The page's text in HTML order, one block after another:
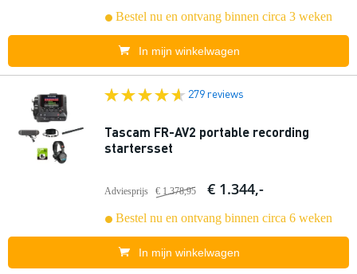
Bestel nu en ontvang binnen circa 3 weken
In mijn winkelwagen
279 reviews
Tascam FR-AV2 portable recording
startersset
Adviesprijs € 1.378,95 € 1.344,-
Bestel nu en ontvang binnen circa 6 weken
In mijn winkelwagen